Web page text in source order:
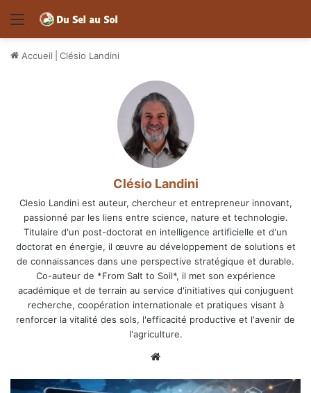
Menu
Accueil Clésio Landini
Clésio Landini
Clesio Landini est auteur, chercheur et entrepreneur innovant,
passionné par les liens entre science, nature et technologie.
Titulaire d'un post-doctorat en intelligence artificielle et d'un
doctorat en énergie, il œuvre au développement de solutions et
de connaissances dans une perspective stratégique et durable.
Co-auteur de *From Salt to Soil*, il met son expérience
académique et de terrain au service d'initiatives qui conjuguent
recherche, coopération internationale et pratiques visant à
renforcer la vitalité des sols, l'efficacité productive et l'avenir de
l'agriculture.